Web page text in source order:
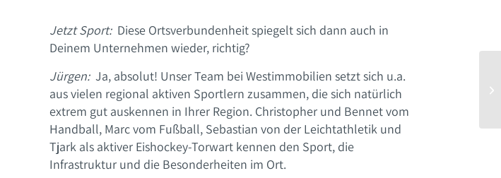
Jetzt Sport:Diese Ortsverbundenheit spiegelt sich dann auch in
Deinem Unternehmen wieder, richtig?
Jürgen:Ja, absolut! Unser Team bei Westimmobilien setzt sich u.a.
aus vielen regional aktiven Sportlern zusammen, die sich natürlich
extrem gut auskennen in Ihrer Region. Christopher und Bennet vom
Handball, Marc vom Fußball, Sebastian von der Leichtathletik und
Tjark als aktiver Eishockey-Torwart kennen den Sport, die
Infrastruktur und die Besonderheiten im Ort.